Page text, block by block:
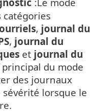
catégories
, journal du
, journal du
et journal du
principal du mode
des journaux
sévérité lorsque le